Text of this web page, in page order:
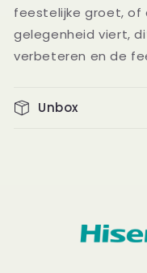
feestelijke groet, of
gelegenheid viert,
verbeteren en de
Unbox